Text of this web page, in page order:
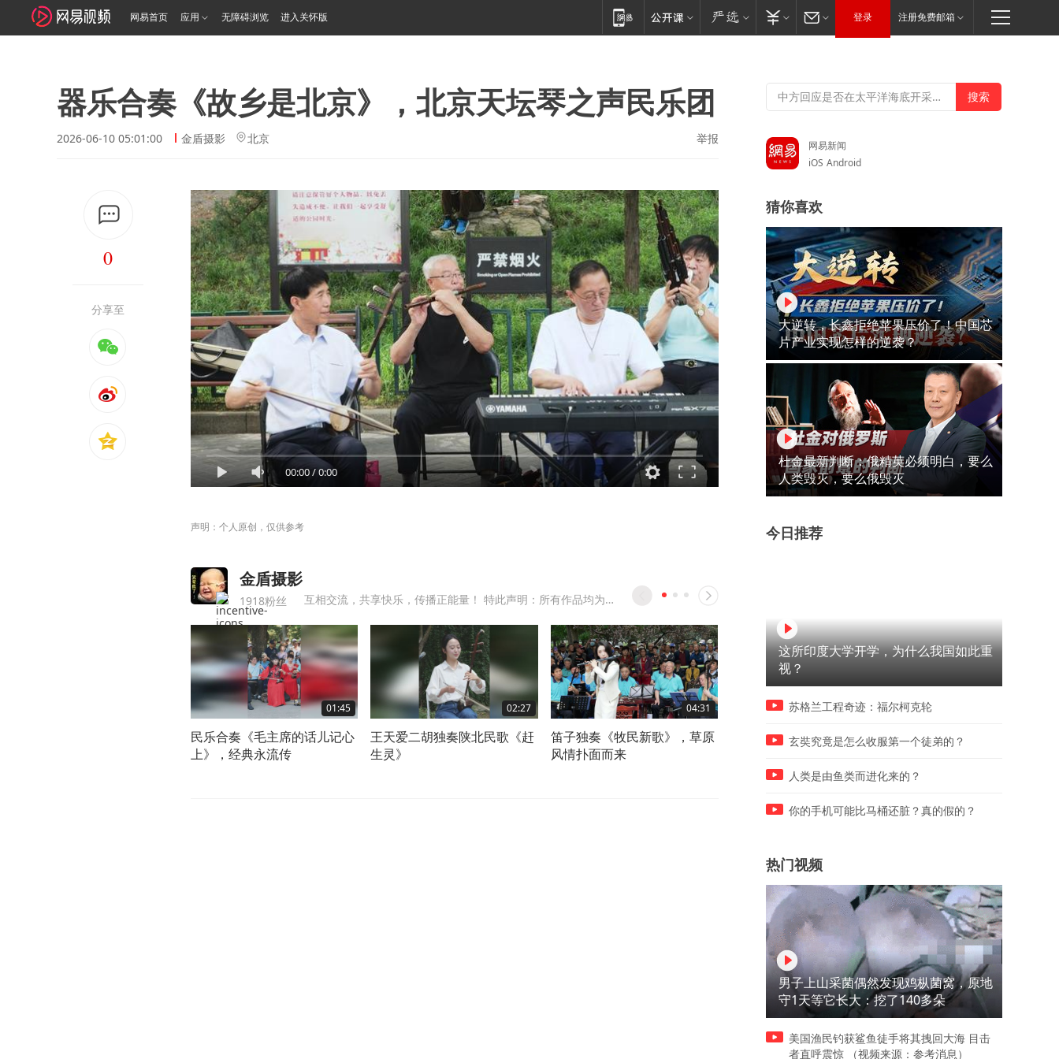
网易首页 应用 无障碍浏览 进入关怀版 登录 注册免费邮箱
器乐合奏《故乡是北京》，北京天坛琴之声民乐团
2026-06-10 05:01:00 金盾摄影 北京 举报
0
分享至
00:00/0:00
声明：个人原创，仅供参考
金盾摄影
1918粉丝 互相交流，共享快乐，传播正能量！ 特此声明：所有作品均为本人录制。
01:45
民乐合奏《毛主席的话儿记心
上》，经典永流传
02:27
王天爱二胡独奏陕北民歌《赶
生灵》
04:31
笛子独奏《牧民新歌》，草原
风情扑面而来
07:57
乐器合奏《看天下劳苦人民都
乐友理发师七哥演唱《再见
网易新闻
iOS Android
猜你喜欢
大逆转，长鑫拒绝苹果压价了！中国芯
片产业实现怎样的逆袭？
杜金最新判断：俄精英必须明白，要么
人类毁灭，要么俄毁灭
今日推荐
这所印度大学开学，为什么我国如此重
视？
苏格兰工程奇迹：福尔柯克轮
玄奘究竟是怎么收服第一个徒弟的？
人类是由鱼类而进化来的？
你的手机可能比马桶还脏？真的假的？
热门视频
男子上山采菌偶然发现鸡枞菌窝，原地
守1天等它长大：挖了140多朵
美国渔民钓获鲨鱼徒手将其拽回大海 目击
者直呼震惊 （视频来源：参考消息）